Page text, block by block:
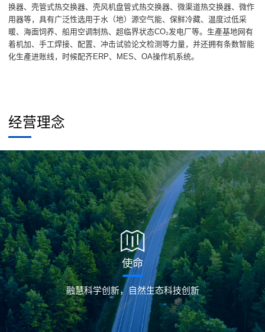
换器、壳管式热交换器、壳风机盘管式热交换器、微渠道热交换器、微作
用器等，具有广泛性选用于水（地）源空气能、保鲜冷藏、温度过低采
暖、海面饲养、船用空调制热、超临界状态CO₂发电厂等。生產基地网有
着机加、手工焊接、配置、冲击试验论文检测等力量，并还拥有条数智能
化生產进账线，时候配齐ERP、MES、OA操作机系统。
经营理念
使命
融慧科学创新，自然生态科技创新